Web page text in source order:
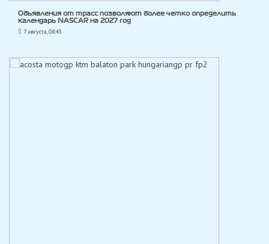
Объявления от трасс позволяют более четко определить
календарь NASCAR на 2027 год
7 августа, 08:43